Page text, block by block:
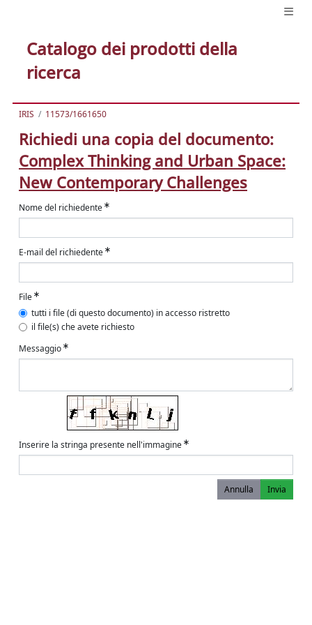
Catalogo dei prodotti della
ricerca
IRIS 11573/1661650
Richiedi una copia del documento:
Complex Thinking and Urban Space:
New Contemporary Challenges
Nome del richiedente
E-mail del richiedente
File
tutti i file (di questo documento) in accesso ristretto
il file(s) che avete richiesto
Messaggio
Inserire la stringa presente nell'immagine
Annulla Invia